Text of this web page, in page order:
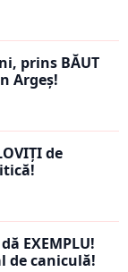
prins BĂUT
Argeș!
de
EXEMPLU!
de caniculă!